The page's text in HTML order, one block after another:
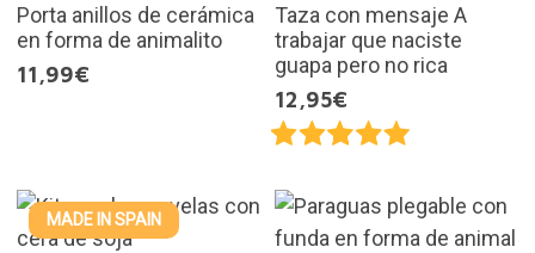
Porta anillos de cerámica
en forma de animalito
11,99€
Taza con mensaje A
trabajar que naciste
guapa pero no rica
12,95€
MADE IN SPAIN